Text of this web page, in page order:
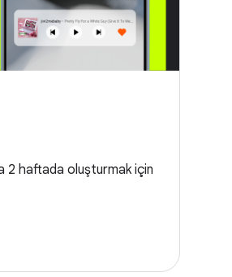
2 haftada oluşturmak için